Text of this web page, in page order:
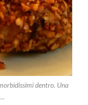
dentro. Una